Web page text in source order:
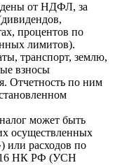
от НДФЛ, за
процентов по
лимитов).
транспорт, землю,
взносы
Отчетность по ним
может быть
осуществленных
расходов по
НК РФ (УСН